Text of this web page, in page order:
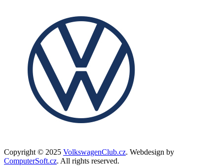
Copyright © 2025 VolkswagenClub.cz. Webdesign by
ComputerSoft.cz. All rights reserved.